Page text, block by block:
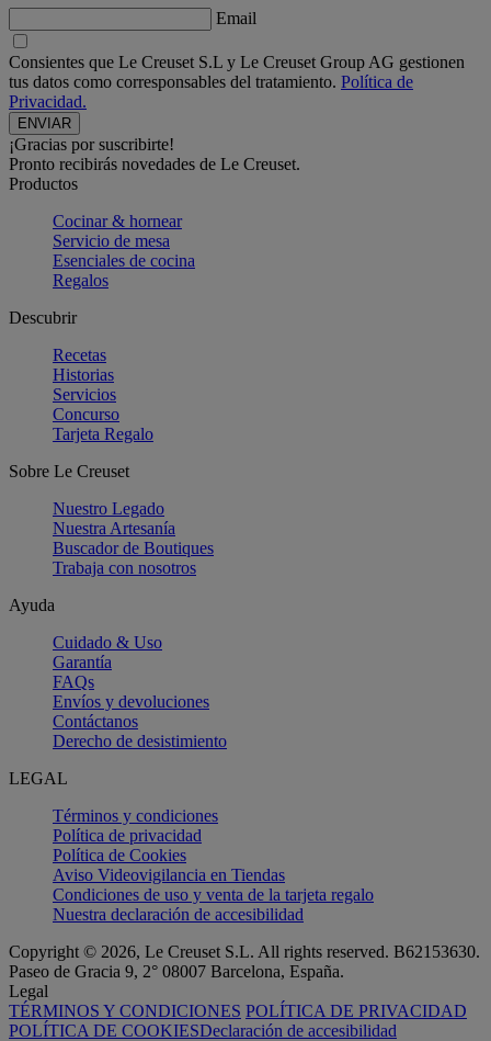
Email
Consientes que Le Creuset S.L y Le Creuset Group AG gestionen
tus datos como corresponsables del tratamiento. Política de
Privacidad.
¡Gracias por suscribirte!
Pronto recibirás novedades de Le Creuset.
Productos
Cocinar & hornear
Servicio de mesa
Esenciales de cocina
Regalos
Descubrir
Recetas
Historias
Servicios
Concurso
Tarjeta Regalo
Sobre Le Creuset
Nuestro Legado
Nuestra Artesanía
Buscador de Boutiques
Trabaja con nosotros
Ayuda
Cuidado & Uso
Garantía
FAQs
Envíos y devoluciones
Contáctanos
Derecho de desistimiento
LEGAL
Términos y condiciones
Política de privacidad
Política de Cookies
Aviso Videovigilancia en Tiendas
Condiciones de uso y venta de la tarjeta regalo
Nuestra declaración de accesibilidad
Copyright © 2026, Le Creuset S.L. All rights reserved. B62153630.
Paseo de Gracia 9, 2° 08007 Barcelona, España.
Legal
TÉRMINOS Y CONDICIONES POLÍTICA DE PRIVACIDAD
POLÍTICA DE COOKIESDeclaración de accesibilidad